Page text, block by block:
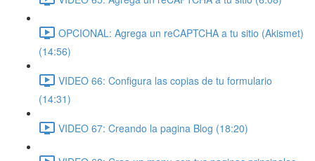
OPCIONAL: Agrega un reCAPTCHA a tu sitio (Akismet)
(14:56)
VIDEO 66: Configura las copias de tu formulario
(14:31)
VIDEO 67: Creando la pagina Blog (18:20)